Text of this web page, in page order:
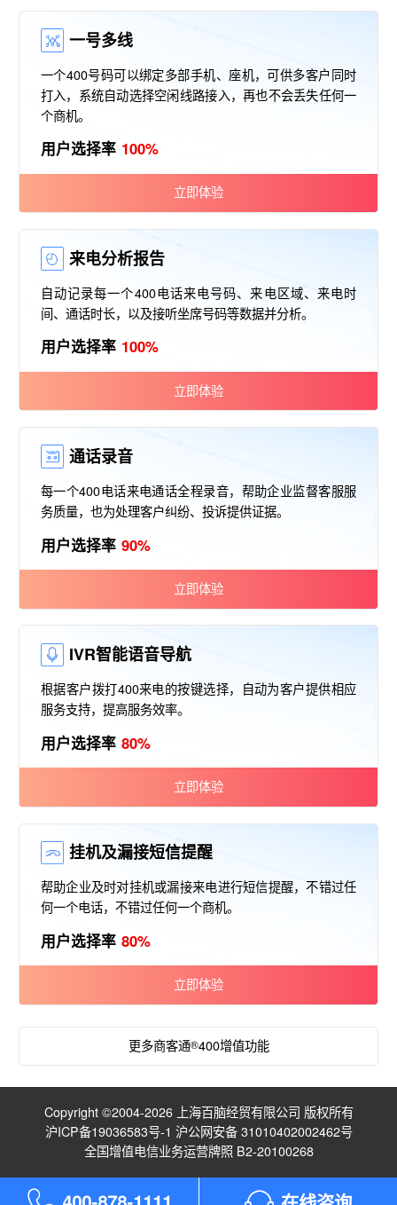
一号多线
一个400号码可以绑定多部手机、座机，可供多客户同时
打入，系统自动选择空闲线路接入，再也不会丢失任何一
个商机。
用户选择率 100%
立即体验
来电分析报告
自动记录每一个400电话来电号码、来电区域、来电时
间、通话时长，以及接听坐席号码等数据并分析。
用户选择率 100%
立即体验
通话录音
每一个400电话来电通话全程录音，帮助企业监督客服服
务质量，也为处理客户纠纷、投诉提供证据。
用户选择率 90%
立即体验
IVR智能语音导航
根据客户拨打400来电的按键选择，自动为客户提供相应
服务支持，提高服务效率。
用户选择率 80%
立即体验
挂机及漏接短信提醒
帮助企业及时对挂机或漏接来电进行短信提醒，不错过任
何一个电话，不错过任何一个商机。
用户选择率 80%
立即体验
更多商客通®400增值功能
Copyright ©2004-2026 上海百脑经贸有限公司 版权所有
沪ICP备19036583号-1 沪公网安备 31010402002462号
全国增值电信业务运营牌照 B2-20100268